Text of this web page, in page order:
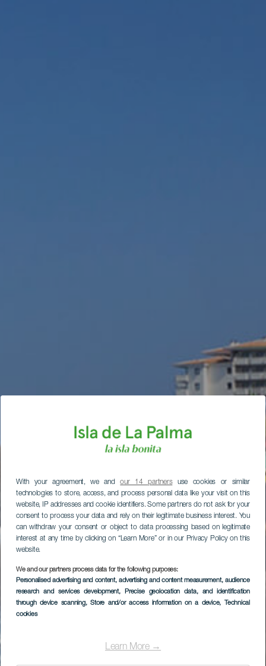
With your agreement, we andour 14 partnersuse cookies or similar
technologies to store, access, and process personal data like your visit on this
website, IP addresses and cookie identifiers. Some partners do not ask for your
consent to process your data and rely on their legitimate business interest. You
can withdraw your consent or object to data processing based on legitimate
interest at any time by clicking on “Learn More” or in our Privacy Policy on this
website.
We and our partners process data for the following purposes:
Personalised advertising and content, advertising and content measurement, audience
research and services development, Precise geolocation data, and identification
through device scanning, Store and/or access information on a device, Technical
cookies
Learn More →